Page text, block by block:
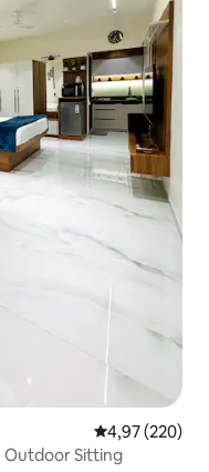
4,97 av 5 i
4,97 (220)
Outdoor Sitting